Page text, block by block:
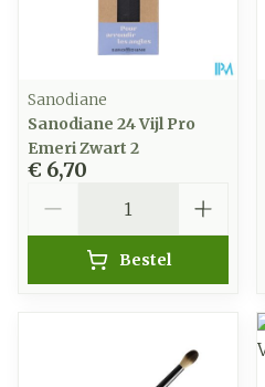
Sanodiane
Sanodiane 24 Vijl Pro
Emeri Zwart 2
€ 6,70
Bestel